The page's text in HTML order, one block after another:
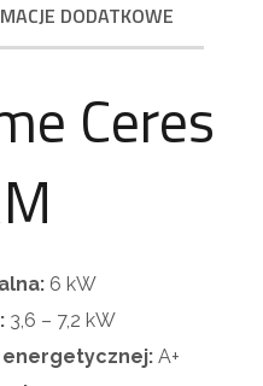
DODATKOWE
Ceres
6 kW
3,6 – 7,2 kW
A+